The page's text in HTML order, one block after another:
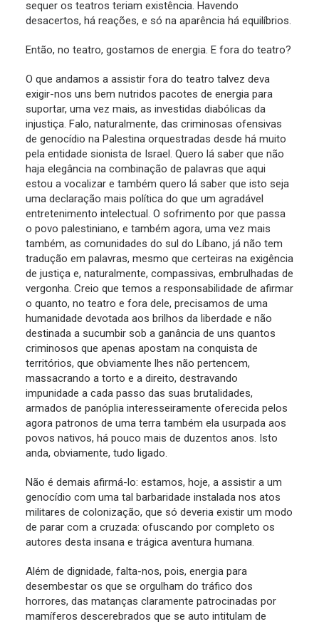
sequer os teatros teriam existência. Havendo
desacertos, há reações, e só na aparência há equilíbrios.
Então, no teatro, gostamos de energia. E fora do teatro?
O que andamos a assistir fora do teatro talvez deva
exigir-nos uns bem nutridos pacotes de energia para
suportar, uma vez mais, as investidas diabólicas da
injustiça. Falo, naturalmente, das criminosas ofensivas
de genocídio na Palestina orquestradas desde há muito
pela entidade sionista de Israel. Quero lá saber que não
haja elegância na combinação de palavras que aqui
estou a vocalizar e também quero lá saber que isto seja
uma declaração mais política do que um agradável
entretenimento intelectual. O sofrimento por que passa
o povo palestiniano, e também agora, uma vez mais
também, as comunidades do sul do Líbano, já não tem
tradução em palavras, mesmo que certeiras na exigência
de justiça e, naturalmente, compassivas, embrulhadas de
vergonha. Creio que temos a responsabilidade de afirmar
o quanto, no teatro e fora dele, precisamos de uma
humanidade devotada aos brilhos da liberdade e não
destinada a sucumbir sob a ganância de uns quantos
criminosos que apenas apostam na conquista de
territórios, que obviamente lhes não pertencem,
massacrando a torto e a direito, destravando
impunidade a cada passo das suas brutalidades,
armados de panóplia interesseiramente oferecida pelos
agora patronos de uma terra também ela usurpada aos
povos nativos, há pouco mais de duzentos anos. Isto
anda, obviamente, tudo ligado.
Não é demais afirmá-lo: estamos, hoje, a assistir a um
genocídio com uma tal barbaridade instalada nos atos
militares de colonização, que só deveria existir um modo
de parar com a cruzada: ofuscando por completo os
autores desta insana e trágica aventura humana.
Além de dignidade, falta-nos, pois, energia para
desembestar os que se orgulham do tráfico dos
horrores, das matanças claramente patrocinadas por
mamíferos descerebrados que se auto intitulam de